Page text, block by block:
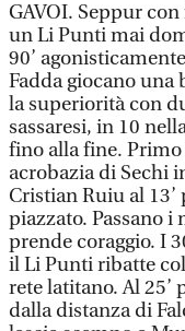
GAVOI. Seppur
un Li Punti mai
90’
Fadda giocano
la superiorità con
sassaresi, in 10
fino alla fine. Primo
acrobazia di Sechi
Cristian Ruiu al
piazzato. Passano
prende coraggio. I
il Li Punti ribatte
rete latitano. Al 25’
dalla distanza di